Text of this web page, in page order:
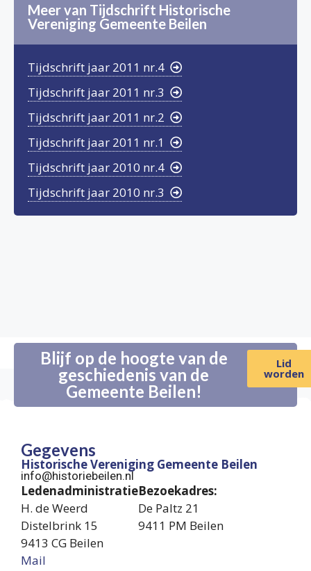
Meer van Tijdschrift Historische
Vereniging Gemeente Beilen
Tijdschrift jaar 2011 nr.4
Tijdschrift jaar 2011 nr.3
Tijdschrift jaar 2011 nr.2
Tijdschrift jaar 2011 nr.1
Tijdschrift jaar 2010 nr.4
Tijdschrift jaar 2010 nr.3
Blijf op de hoogte van de
geschiedenis van de
Gemeente Beilen!
Lid
worden
Gegevens
Historische Vereniging Gemeente Beilen
info@historiebeilen.nl
Ledenadministratie
H. de Weerd
Distelbrink 15
9413 CG Beilen
Mail
Bezoekadres:
De Paltz 21
9411 PM Beilen